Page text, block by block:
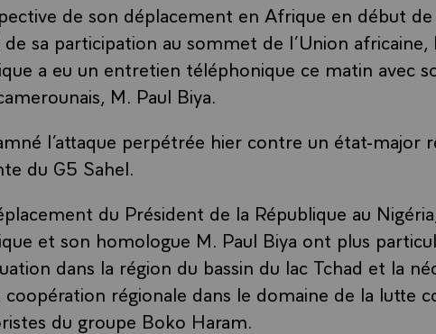
de son déplacement en Afrique en début de
sa participation au sommet de l’Union africaine,
a eu un entretien téléphonique ce matin avec
M. Paul Biya.
l’attaque perpétrée hier contre un état-major
du G5 Sahel.
du Président de la République au
et son homologue M. Paul Biya ont plus
dans la région du bassin du lac Tchad et la
coopération régionale dans le domaine de la lutte
du groupe Boko Haram.